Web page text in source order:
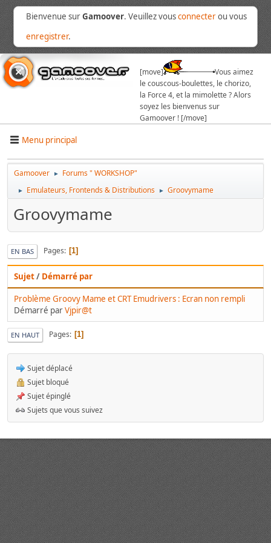
Bienvenue surGamoover. Veuillez vousconnecterou vous
enregistrer.
[move]
Vous aimez
le couscous-boulettes, le chorizo,
la Force 4, et la mimolette ? Alors
soyez les bienvenus sur
Gamoover ! [/move]
Menu principal
Gamoover ► Forums " WORKSHOP"
► Emulateurs, Frontends & Distributions ► Groovymame
Groovymame
EN BAS Pages 1
Sujet/ Démarré par
Problème Groovy Mame et CRT Emudrivers : Ecran non rempli
Démarré parVjpir@t
EN HAUT Pages 1
Sujet déplacé
Sujet bloqué
Sujet épinglé
Sujets que vous suivez